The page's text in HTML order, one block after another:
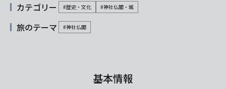
カテゴリー #歴史・文化 #神社仏閣・城
旅のテーマ #神社仏閣
基本情報